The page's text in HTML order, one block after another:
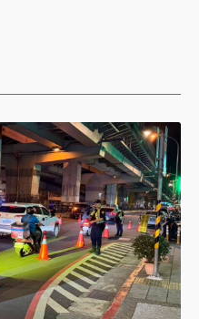
傷重不治。更誇張的是，
家的衣櫃裡」企圖規避法